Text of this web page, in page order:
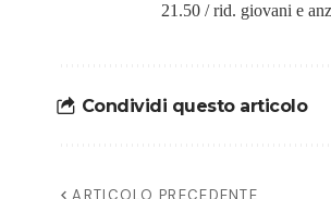
21.50 / rid. giovani e
Condividi questo articolo
ARTICOLO PRECEDENTE